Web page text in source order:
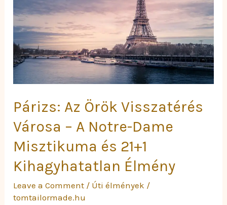
Párizs: Az Örök Visszatérés
Városa – A Notre-Dame
Misztikuma és 21+1
Kihagyhatatlan Élmény
Leave a Comment / Úti élmények /
tomtailormade.hu
Városa
–
A
Notre-
Dame
Misztikuma
és
Kihagyhatatlan
Élmény